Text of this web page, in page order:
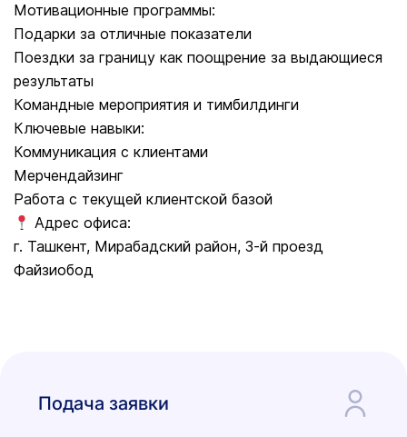
Мотивационные программы:
Подарки за отличные показатели
Поездки за границу как поощрение за выдающиеся
результаты
Командные мероприятия и тимбилдинги
Ключевые навыки:
Коммуникация с клиентами
Мерчендайзинг
Работа с текущей клиентской базой
Адрес офиса:
г. Ташкент, Мирабадский район, 3-й проезд
Файзиобод
Подача заявки